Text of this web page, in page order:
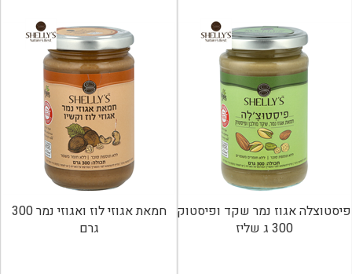
פיסטוצלה אגוז נמר שקד ופיסטוק
300 ג שליז
חמאת אגוזי לוז ואגוזי נמר 300
גרם